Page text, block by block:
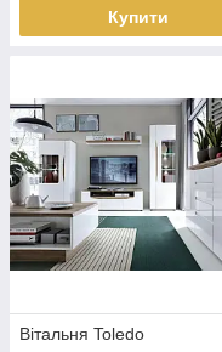
Купити
Вітальня Toledo